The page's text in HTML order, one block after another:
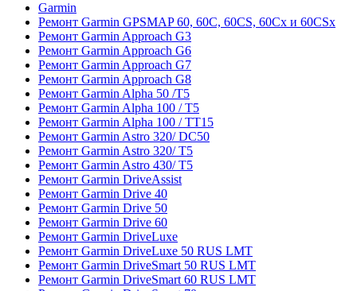
Garmin
Ремонт Garmin GPSMAP 60, 60C, 60CS, 60Cx и 60CSx
Ремонт Garmin Approach G3
Ремонт Garmin Approach G6
Ремонт Garmin Approach G7
Ремонт Garmin Approach G8
Ремонт Garmin Alpha 50 /T5
Ремонт Garmin Alpha 100 / T5
Ремонт Garmin Alpha 100 / TT15
Ремонт Garmin Astro 320/ DC50
Ремонт Garmin Astro 320/ T5
Ремонт Garmin Astro 430/ T5
Ремонт Garmin DriveAssist
Ремонт Garmin Drive 40
Ремонт Garmin Drive 50
Ремонт Garmin Drive 60
Ремонт Garmin DriveLuxe
Ремонт Garmin DriveLuxe 50 RUS LMT
Ремонт Garmin DriveSmart 50 RUS LMT
Ремонт Garmin DriveSmart 60 RUS LMT